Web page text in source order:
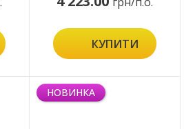
КУПИТИ
НОВИНКА